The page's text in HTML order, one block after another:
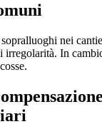
nei
In